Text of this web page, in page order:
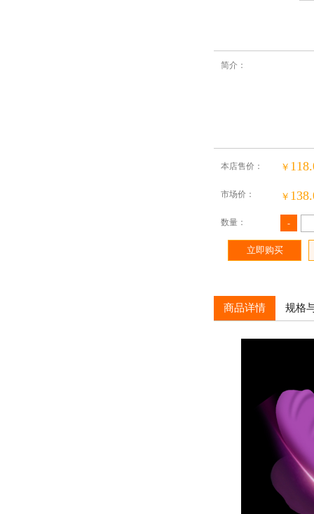
简介：
本店售价： ￥
市场价： ￥
数量： -
立即购买
商品详情 规格